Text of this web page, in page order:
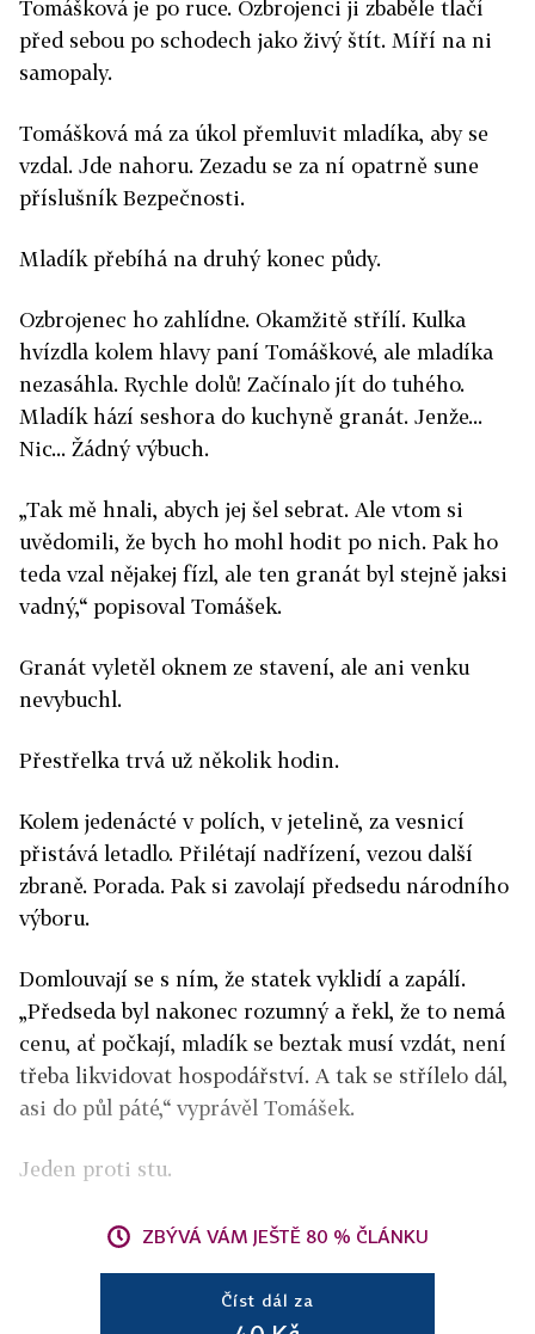
Tomášková je po ruce. Ozbrojenci ji zbaběle tlačí
před sebou po schodech jako živý štít. Míří na ni
samopaly.
Tomášková má za úkol přemluvit mladíka, aby se
vzdal. Jde nahoru. Zezadu se za ní opatrně sune
příslušník Bezpečnosti.
Mladík přebíhá na druhý konec půdy.
Ozbrojenec ho zahlídne. Okamžitě střílí. Kulka
hvízdla kolem hlavy paní Tomáškové, ale mladíka
nezasáhla. Rychle dolů! Začínalo jít do tuhého.
Mladík hází seshora do kuchyně granát. Jenže...
Nic... Žádný výbuch.
„Tak mě hnali, abych jej šel sebrat. Ale vtom si
uvědomili, že bych ho mohl hodit po nich. Pak ho
teda vzal nějakej fízl, ale ten granát byl stejně jaksi
vadný,“ popisoval Tomášek.
Granát vyletěl oknem ze stavení, ale ani venku
nevybuchl.
Přestřelka trvá už několik hodin.
Kolem jedenácté v polích, v jetelině, za vesnicí
přistává letadlo. Přilétají nadřízení, vezou další
zbraně. Porada. Pak si zavolají předsedu národního
výboru.
Domlouvají se s ním, že statek vyklidí a zapálí.
„Předseda byl nakonec rozumný a řekl, že to nemá
cenu, ať počkají, mladík se beztak musí vzdát, není
třeba likvidovat hospodářství. A tak se střílelo dál,
asi do půl páté,“ vyprávěl Tomášek.
Jeden proti stu.
ZBÝVÁ VÁM JEŠTĚ 80 % ČLÁNKU
Číst dál za